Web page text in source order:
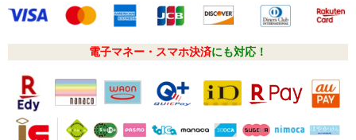
電子マネー・スマホ決済にも対応！